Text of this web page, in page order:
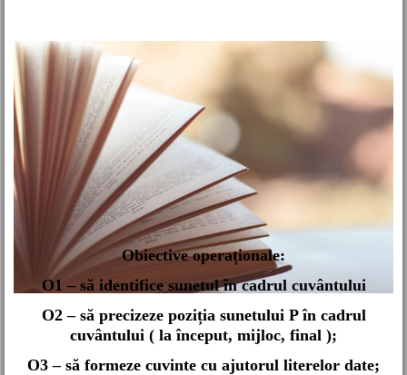
Obiectiveoperaționale:
O1 – să identifice sunetul în cadrul cuvântului
O2 – să precizeze poziția sunetului P în cadrul
cuvântului ( la început, mijloc, final );
O3 – să formeze cuvinte cu ajutorul literelor date;